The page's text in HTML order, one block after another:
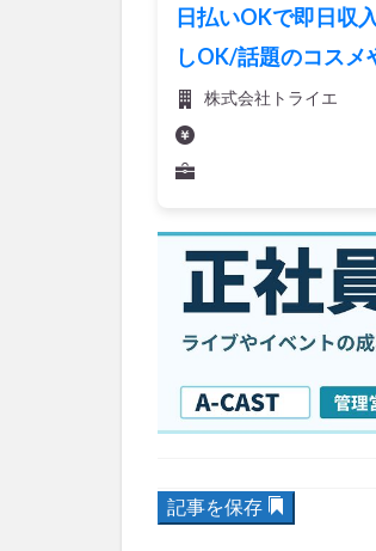
日払いOKで即日収
しOK/話題のコスメ
株式会社トライエ
記事を保存